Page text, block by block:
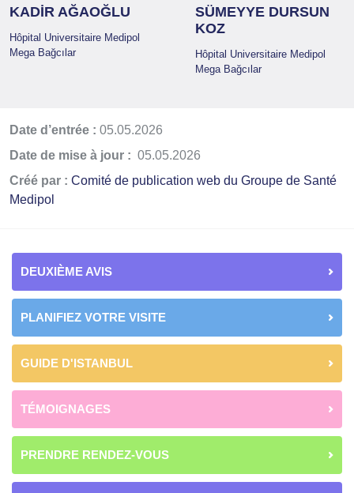
KADİR AĞAOĞLU
Hôpital Universitaire Medipol
Mega Bağcılar
SÜMEYYE DURSUN
KOZ
Hôpital Universitaire Medipol
Mega Bağcılar
Date d’entrée : 05.05.2026
Date de mise à jour : 05.05.2026
Créé par : Comité de publication web du Groupe de Santé
Medipol
DEUXIÈME AVIS
PLANIFIEZ VOTRE VISITE
GUIDE D'ISTANBUL
TÉMOIGNAGES
PRENDRE RENDEZ-VOUS